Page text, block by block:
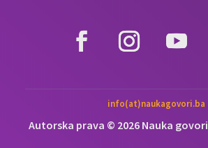
info(at)naukagovori.ba
Autorska prava © 2026 Nauka govori